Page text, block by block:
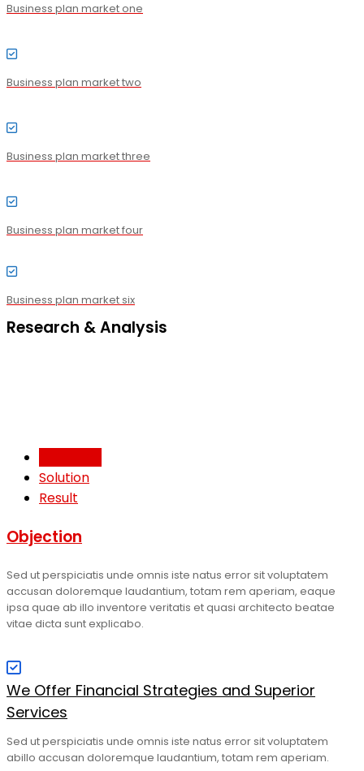
Business plan market one
Business plan market two
Business plan market three
Business plan market four
Business plan market six
Research & Analysis
Solution
Result
Objection
Sed ut perspiciatis unde omnis iste natus error sit voluptatem
accusan doloremque laudantium, totam rem aperiam, eaque
ipsa quae ab illo inventore veritatis et quasi architecto beatae
vitae dicta sunt explicabo.
We Offer Financial Strategies and Superior
Services
Sed ut perspiciatis unde omnis iste natus error sit voluptatem
abillo accusan doloremque laudantium, totam rem aperiam.